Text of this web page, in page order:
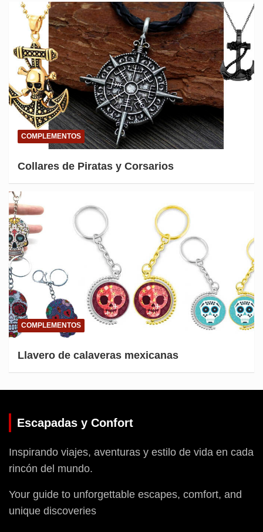
COMPLEMENTOS
Collares de Piratas y Corsarios
COMPLEMENTOS
Llavero de calaveras mexicanas
Escapadas y Confort
Inspirando viajes, aventuras y estilo de vida en cada
rincón del mundo.
Your guide to unforgettable escapes, comfort, and
unique discoveries